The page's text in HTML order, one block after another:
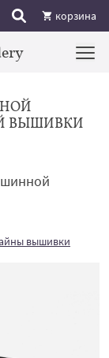
корзина
ВЫШИВКИ
вышивки